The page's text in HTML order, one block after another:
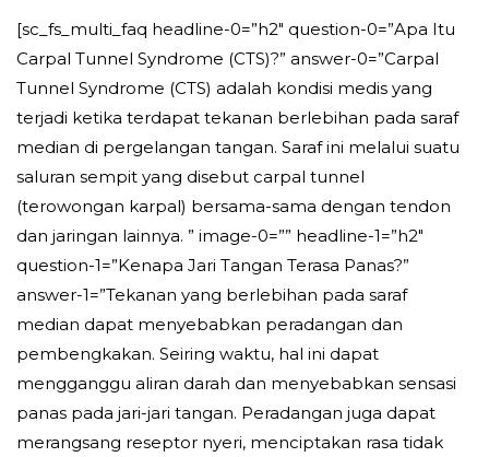
[sc_fs_multi_faq headline-0=”h2″ question-0=”Apa Itu
Carpal Tunnel Syndrome (CTS)?” answer-0=”Carpal
Tunnel Syndrome (CTS) adalah kondisi medis yang
terjadi ketika terdapat tekanan berlebihan pada saraf
median di pergelangan tangan. Saraf ini melalui suatu
saluran sempit yang disebut carpal tunnel
(terowongan karpal) bersama-sama dengan tendon
dan jaringan lainnya. ” image-0=”” headline-1=”h2″
question-1=”Kenapa Jari Tangan Terasa Panas?”
answer-1=”Tekanan yang berlebihan pada saraf
median dapat menyebabkan peradangan dan
pembengkakan. Seiring waktu, hal ini dapat
mengganggu aliran darah dan menyebabkan sensasi
panas pada jari-jari tangan. Peradangan juga dapat
merangsang reseptor nyeri, menciptakan rasa tidak